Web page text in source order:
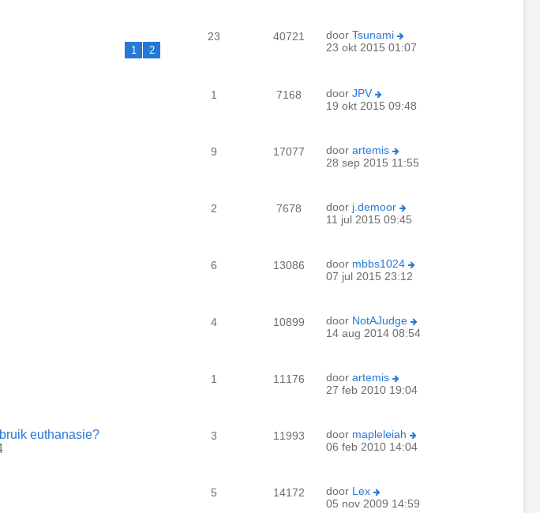
1 2
23 40721 door Tsunami
23 okt 2015 01:07
1 7168 door JPV
19 okt 2015 09:48
9 17077 door artemis
28 sep 2015 11:55
2 7678 door j.demoor
11 jul 2015 09:45
6 13086 door mbbs1024
07 jul 2015 23:12
4 10899 door NotAJudge
14 aug 2014 08:54
1 11176 door artemis
27 feb 2010 19:04
euthanasie?
3 11993 door mapleleiah
06 feb 2010 14:04
5 14172 door Lex
05 nov 2009 14:59